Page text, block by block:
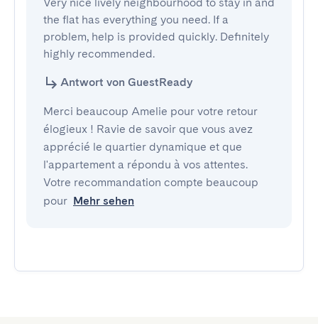
the flat has everything you need. If a
problem, help is provided quickly. Definitely
highly recommended.
Antwort von GuestReady
Merci beaucoup Amelie pour votre retour
élogieux ! Ravie de savoir que vous avez
apprécié le quartier dynamique et que
l'appartement a répondu à vos attentes.
Votre recommandation compte beaucoup
pour Mehr sehen